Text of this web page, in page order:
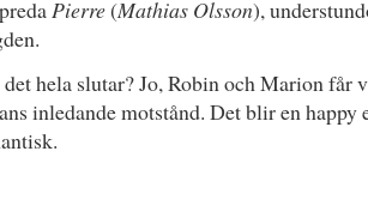
Pierre(Mathias Olsson),
hela slutar? Jo, Robin och Marion får
inledande motstånd. Det blir en happy